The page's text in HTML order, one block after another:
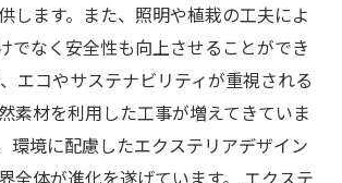
します。また、照明や植栽の工夫によ
でなく安全性も向上させることができ
エコやサステナビリティが重視される
素材を利用した工事が増えてきていま
環境に配慮したエクステリアデザイン
全体が進化を遂げています。 エクステ